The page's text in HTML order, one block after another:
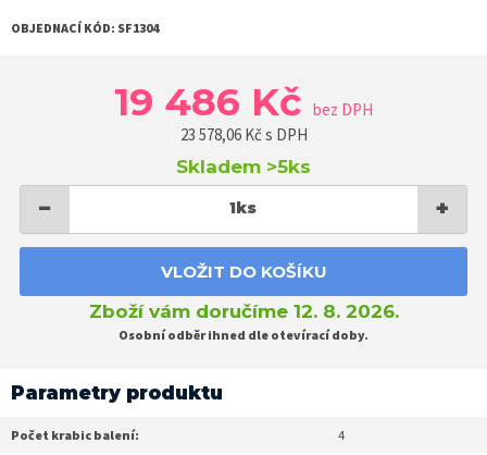
OBJEDNACÍ KÓD: SF1304
19 486 Kč bez DPH
23 578,06Kč s DPH
Skladem >5ks
− 1ks +
VLOŽIT DO KOŠÍKU
Zboží vám doručíme 12. 8. 2026.
Osobní odběr ihned dle otevírací doby.
Parametry produktu
Počet krabic balení: 4